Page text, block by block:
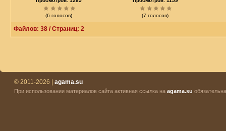
(6 голосов) (7 голосов)
Файлов: 38 / Страниц: 2
© 2011-2026 | agama.su
При использовании материалов сайта активная ссылка на agama.su